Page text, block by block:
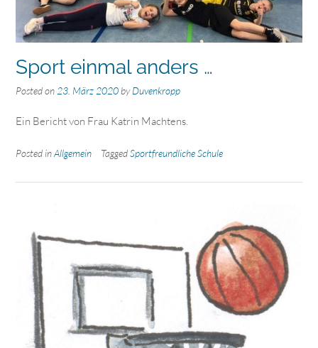
Sport einmal anders …
Posted on 23. März 2020 byDuvenkropp
Ein Bericht von Frau Katrin Machtens.
Posted inAllgemein TaggedSportfreundliche Schule